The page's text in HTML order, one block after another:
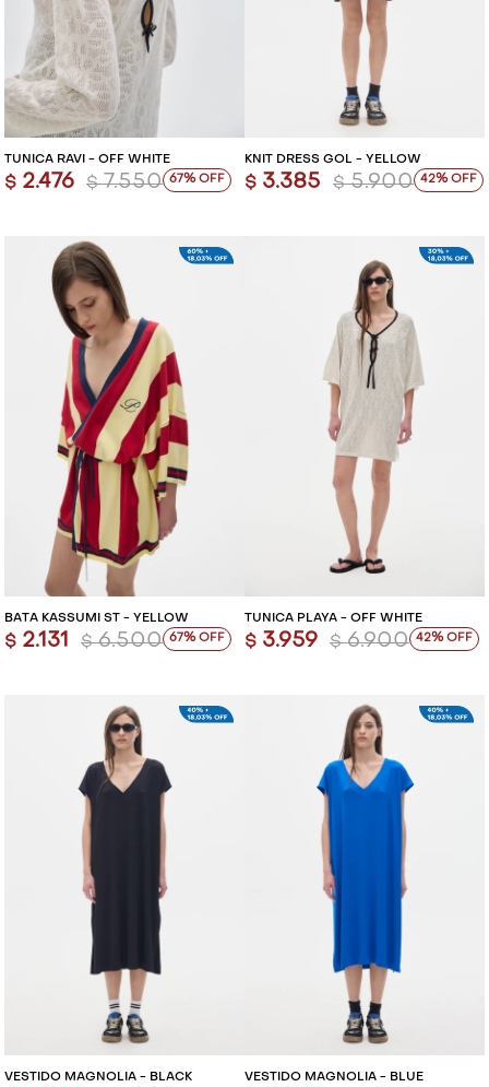
TÚNICA RAVI - OFF WHITE
$ 2.476 $ 7.550 67
KNIT DRESS GOL - YELLOW
$ 3.385 $ 5.900 42
BATA KASSUMI ST - YELLOW
$ 2.131 $ 6.500 67
TÚNICA PLAYA - OFF WHITE
$ 3.959 $ 6.900 42
VESTIDO MAGNOLIA - BLACK VESTIDO MAGNOLIA - BLUE